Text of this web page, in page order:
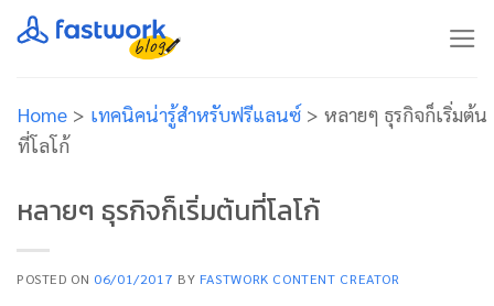
Skip
to
Home > เทคนิคน่ารู้สำหรับฟรีแลนซ์ > หลายๆ ธุรกิจก็เริ่มต้น
ที่โลโก้
หลายๆ ธุรกิจก็เริ่มต้นที่โลโก้
POSTED ON 06/01/2017 BY FASTWORK CONTENT CREATOR